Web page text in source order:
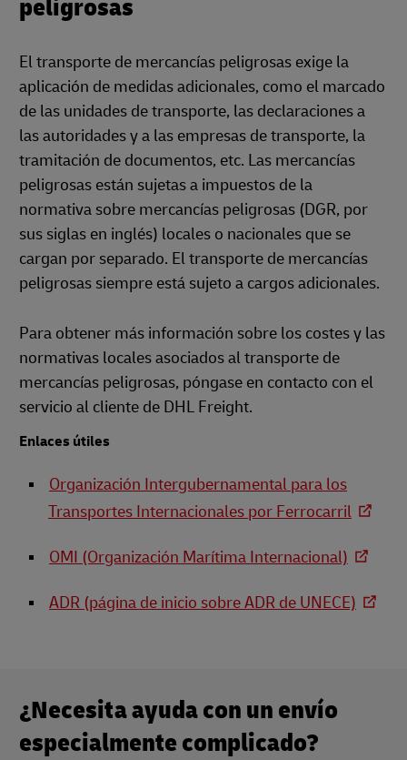
peligrosas
El transporte de mercancías peligrosas exige la
aplicación de medidas adicionales, como el marcado
de las unidades de transporte, las declaraciones a
las autoridades y a las empresas de transporte, la
tramitación de documentos, etc. Las mercancías
peligrosas están sujetas a impuestos de la
normativa sobre mercancías peligrosas (DGR, por
sus siglas en inglés) locales o nacionales que se
cargan por separado. El transporte de mercancías
peligrosas siempre está sujeto a cargos adicionales.
Para obtener más información sobre los costes y las
normativas locales asociados al transporte de
mercancías peligrosas, póngase en contacto con el
servicio al cliente de DHL Freight.
Enlaces útiles
Organización Intergubernamental para los
Transportes Internacionales por Ferrocarril
OMI (Organización Marítima Internacional)
ADR (página de inicio sobre ADR de UNECE)
¿Necesita ayuda con un envío
especialmente complicado?